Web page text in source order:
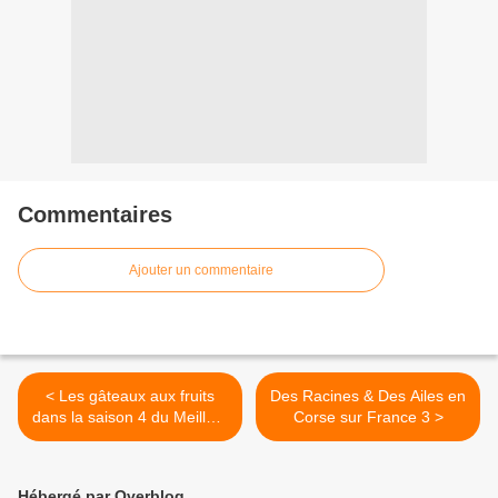
Commentaires
Ajouter un commentaire
< Les gâteaux aux fruits
dans la saison 4 du Meilleur
Pâtissier ce soir sur M6
Des Racines & Des Ailes en
Corse sur France 3 >